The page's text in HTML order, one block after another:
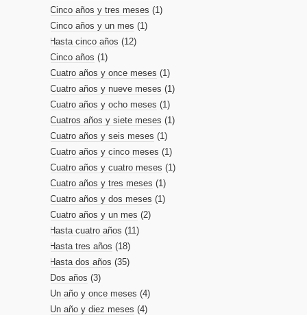
Cinco años y tres meses (1)
Cinco años y un mes (1)
Hasta cinco años (12)
Cinco años (1)
Cuatro años y once meses (1)
Cuatro años y nueve meses (1)
Cuatro años y ocho meses (1)
Cuatros años y siete meses (1)
Cuatro años y seis meses (1)
Cuatro años y cinco meses (1)
Cuatro años y cuatro meses (1)
Cuatro años y tres meses (1)
Cuatro años y dos meses (1)
Cuatro años y un mes (2)
Hasta cuatro años (11)
Hasta tres años (18)
Hasta dos años (35)
Dos años (3)
Un año y once meses (4)
Un año y diez meses (4)